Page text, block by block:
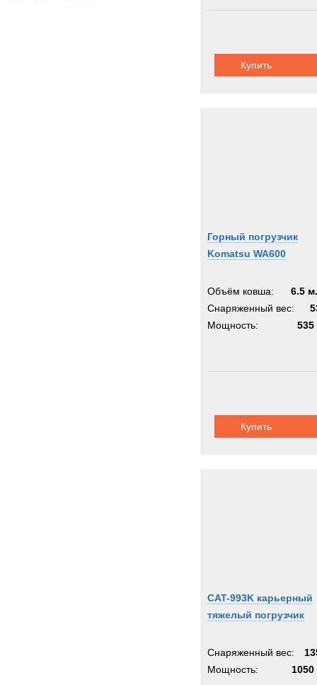
Купить
Горный погрузчик
Komatsu WA600
Объём ковша:
6.5
Снаряженный вес:
Мощность:
535
Купить
CAT-993K карьерный
тяжелый погрузчик
Снаряженный вес:
Мощность:
1050